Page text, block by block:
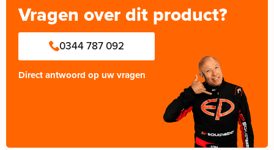
Vragen over dit product?
0344 787 092
Direct antwoord op uw vragen